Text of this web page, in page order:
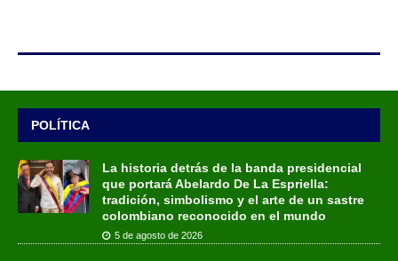
POLÍTICA
La historia detrás de la banda presidencial
que portará Abelardo De La Espriella:
tradición, simbolismo y el arte de un sastre
colombiano reconocido en el mundo
5 de agosto de 2026